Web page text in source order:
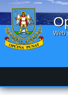
Web
Vi ste ovdje